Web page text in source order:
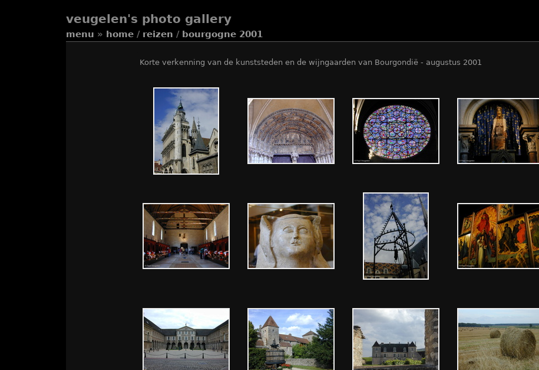
veugelen's photo gallery
menu » home / reizen / bourgogne 2001
Korte verkenning van de kunststeden en de wijngaarden van Bourgondië - augustus 2001